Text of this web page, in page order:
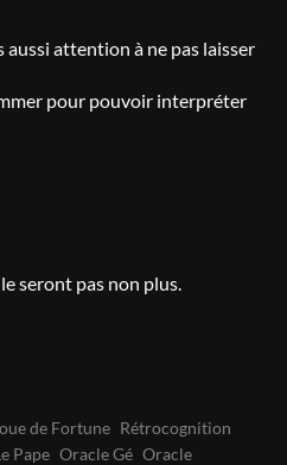
attention à ne pas laisser
pour pouvoir interpréter
seront pas non plus.
de Fortune Rétrocognition
Pape Oracle Gé Oracle